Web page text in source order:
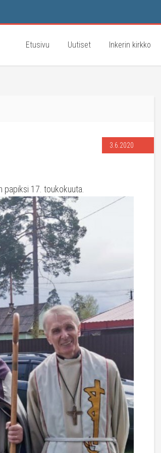
Etusivu Uutiset Inkerin kirkko
3.6.2020
papiksi 17. toukokuuta.